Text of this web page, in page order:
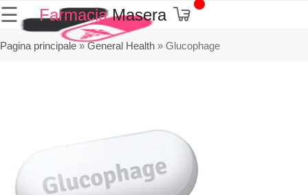
☰ FarmaciaMasera
Pagina principale»General Health » Glucophage